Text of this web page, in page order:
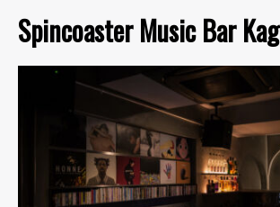
Spincoaster Music Bar